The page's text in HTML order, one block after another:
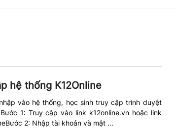
hệ thống K12Online
vào hệ thống, học sinh truy cập trình duyệt
1: Truy cập vào link k12online.vn hoặc link
2: Nhập tài khoản và mật ...